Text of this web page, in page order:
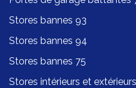
Stores bannes 93
Stores bannes 94
Stores bannes 75
Stores intérieurs et